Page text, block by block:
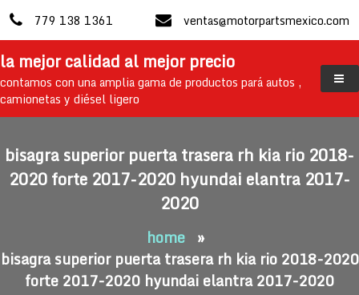
to
content
779 138 1361 ventas@motorpartsmexico.com
la mejor calidad al mejor precio
contamos con una amplia gama de productos pará autos ,
camionetas y diésel ligero
bisagra superior puerta trasera rh kia rio 2018-
2020 forte 2017-2020 hyundai elantra 2017-
2020
home »
bisagra superior puerta trasera rh kia rio 2018-2020
forte 2017-2020 hyundai elantra 2017-2020